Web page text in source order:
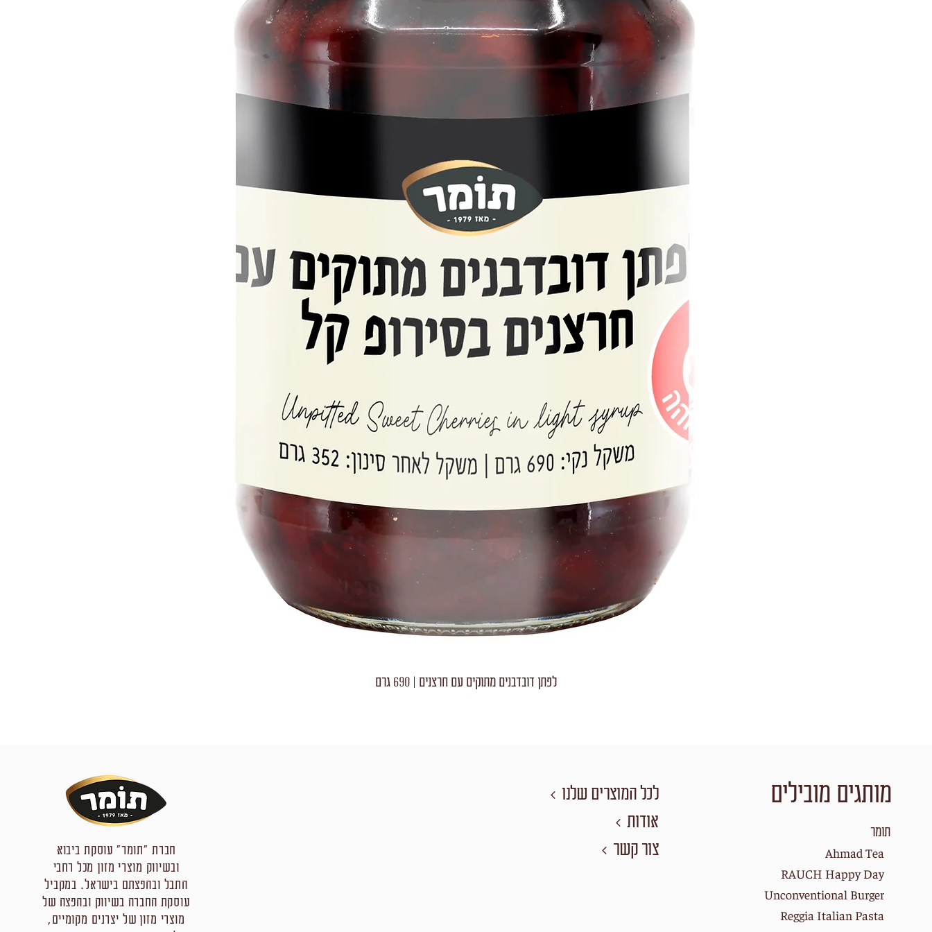
לפתן דובדבנים מתוקים עם חרצנים | 690 גרם
חברת "תומר" עוסקת ביבוא
ובשיווק מוצרי מזון מכל רחבי
התבל ובהפצתם בישראל. במקביל
עוסקת החברה בשיווק ובהפצה של
מוצרי מזון של יצרנים מקומיים,
לכל המוצרים שלנו
אודות
צור קשר
מותגים מובילים
תומר
Ahmad Tea
RAUCH Happy Day
Unconventional Burger
Reggia Italian Pasta